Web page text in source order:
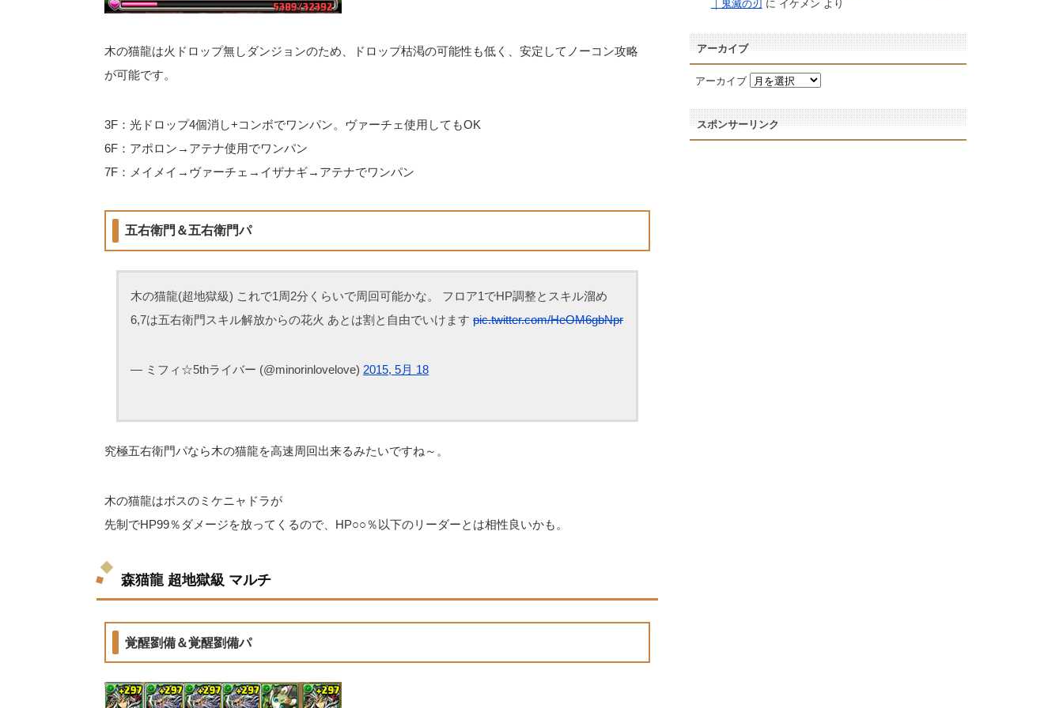
木の猫龍は火ドロップ無しダンジョンのため、ドロップ枯渇の可能性も低く、安定してノーコン攻略
が可能です。
3F：光ドロップ4個消し+コンボでワンパン。ヴァーチェ使用してもOK
6F：アポロン→アテナ使用でワンパン
7F：メイメイ→ヴァーチェ→イザナギ→アテナでワンパン
五右衛門＆五右衛門パ
木の猫龍(超地獄級) これで1周2分くらいで周回可能かな。 フロア1でHP調整とスキル溜め
6,7は五右衛門スキル解放からの花火 あとは割と自由でいけます pic.twitter.com/HeOM6gbNpr
— ミフィ☆5thライバー (@minorinlovelove) 2015, 5月 18
究極五右衛門パなら木の猫龍を高速周回出来るみたいですね～。
木の猫龍はボスのミケニャドラが
先制でHP99％ダメージを放ってくるので、HP○○％以下のリーダーとは相性良いかも。
森猫龍 超地獄級 マルチ
覚醒劉備＆覚醒劉備パ
｜鬼滅の刃 に イケメン より
アーカイブ
アーカイブ
スポンサーリンク